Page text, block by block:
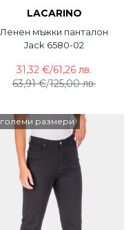
LACARINO
Ленен мъжки панталон
Jack 6580-02
63,91 €/125,00 лв.
31,32 €/61,26 лв.
големи размери